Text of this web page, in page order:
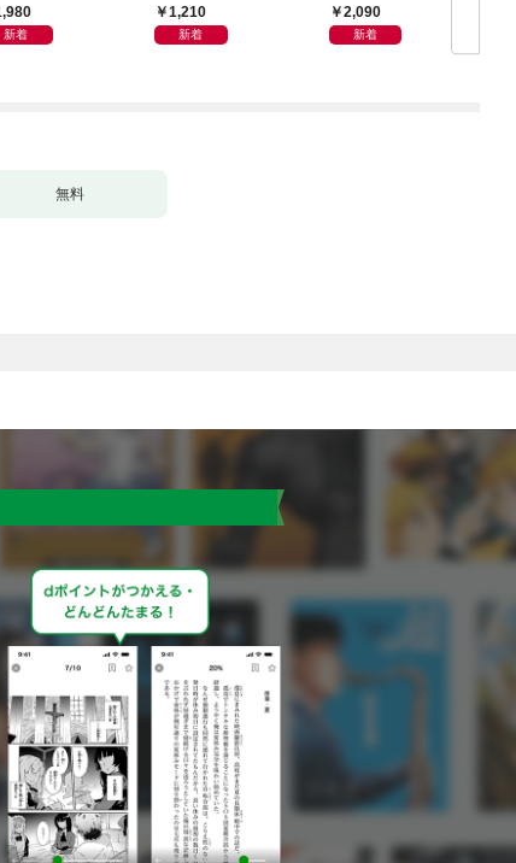
〈新装版〉
新着
者からのニュース・リ
スニング CNN Student
1,210
新着
OOK〈新装版〉
2,090
新着
無料